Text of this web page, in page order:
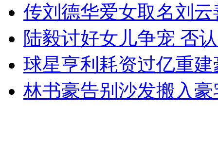
无痛分娩是否安全 医生回应
外交部：反对强权政治霸凌主义
外交部：有关国家言论片面不公正
传刘德华爱女取名刘
陆毅讨好女儿争宠 否
球星亨利耗资过亿重
林书豪告别沙发搬入